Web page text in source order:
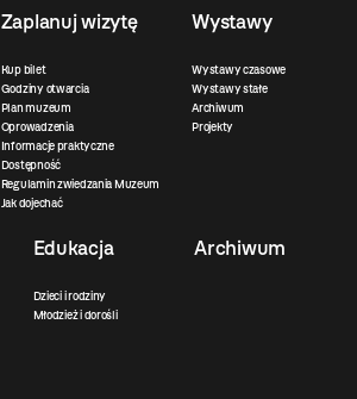
Zaplanuj wizytę
Kup bilet
Godziny otwarcia
Plan muzeum
Oprowadzenia
Informacje praktyczne
Dostępność
Regulamin zwiedzania Muzeum
Jak dojechać
Wystawy
Wystawy czasowe
Wystawy stałe
Archiwum
Projekty
Edukacja
Dzieci i rodziny
Młodzież i dorośli
Archiwum